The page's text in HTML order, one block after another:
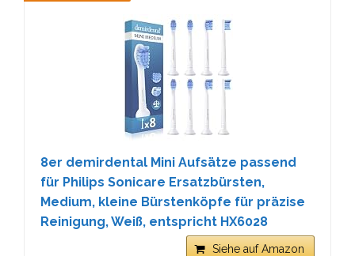
8er demirdental Mini Aufsätze passend
für Philips Sonicare Ersatzbürsten,
Medium, kleine Bürstenköpfe für präzise
Reinigung, Weiß, entspricht HX6028
Siehe auf Amazon